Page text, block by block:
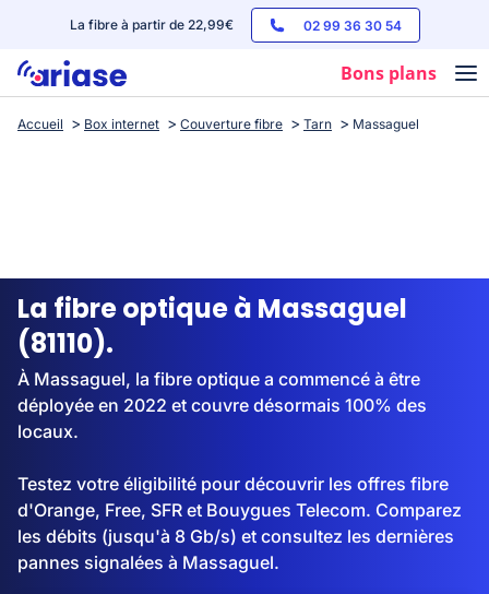
La fibre à partir de 22,99€ 02 99 36 30 54
Bons plans
Box internet
Streaming
Accueil Box internet Couverture fibre Tarn Massaguel
La fibre optique à Massaguel
(81110).
À Massaguel, la fibre optique a commencé à être
déployée en 2022 et couvre désormais 100% des
locaux.
Testez votre éligibilité pour découvrir les offres fibre
d'Orange, Free, SFR et Bouygues Telecom. Comparez
les débits (jusqu'à 8 Gb/s) et consultez les dernières
pannes signalées à Massaguel.